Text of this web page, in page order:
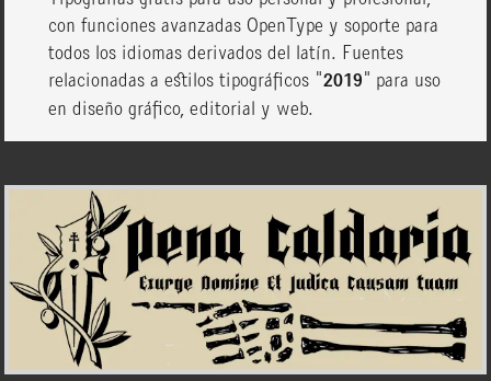
con funciones avanzadas OpenType y soporte para
todos los idiomas derivados del latín. Fuentes
relacionadas a estilos tipográficos "2019" para uso
en diseño gráfico, editorial y web.